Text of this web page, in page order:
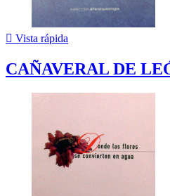
 Vista rápida
CAÑAVERAL DE